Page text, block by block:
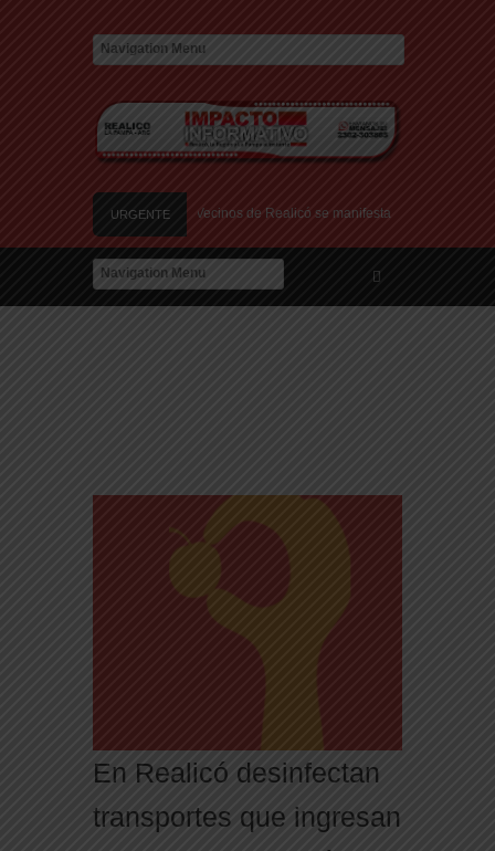
URGENTE
el Relleno Sanitario Vecinos de Realicó se manifestaron en la plaza
«¿Nos dieron a Messi?»
En Realicó desinfectan
transportes que ingresan